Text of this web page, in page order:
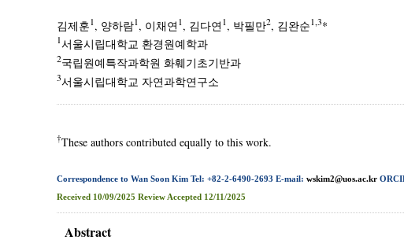
김제훈 1 , 양하람1 , 이채연 1 , 김다연 1 , 박필만2, 김완순 1,3*
1서울시립대학교 환경원예학과
2국립원예특작과학원 화훼기초기반과
3서울시립대학교 자연과학연구소
†These authors contributed equally to this work.
Correspondence to Wan Soon Kim Tel: +82-2-6490-2693 E-mail: wskim2@uos.ac.kr
Received 10/09/2025 Review Accepted 12/11/2025
Abstract